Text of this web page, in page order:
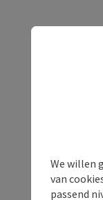
We willen
van
passend